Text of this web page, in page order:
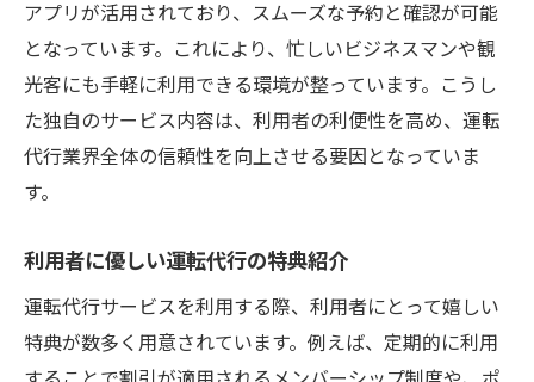
アプリが活用されており、スムーズな予約と確認が可能
となっています。これにより、忙しいビジネスマンや観
光客にも手軽に利用できる環境が整っています。こうし
た独自のサービス内容は、利用者の利便性を高め、運転
代行業界全体の信頼性を向上させる要因となっていま
す。
利用者に優しい運転代行の特典紹介
運転代行サービスを利用する際、利用者にとって嬉しい
特典が数多く用意されています。例えば、定期的に利用